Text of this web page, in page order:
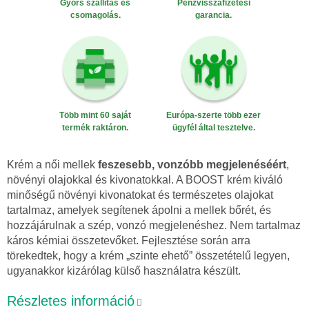
Gyors szállítás és
csomagolás.
Pénzvisszafizetési
garancia.
Több mint 60 saját
termék raktáron.
Európa-szerte több ezer
ügyfél által tesztelve.
Krém a női mellek feszesebb, vonzóbb megjelenéséért,
növényi olajokkal és kivonatokkal. A BOOST krém kiváló
minőségű növényi kivonatokat és természetes olajokat
tartalmaz, amelyek segítenek ápolni a mellek bőrét, és
hozzájárulnak a szép, vonzó megjelenéshez. Nem tartalmaz
káros kémiai összetevőket. Fejlesztése során arra
törekedtek, hogy a krém „szinte ehető” összetételű legyen,
ugyanakkor kizárólag külső használatra készült.
Részletes információ